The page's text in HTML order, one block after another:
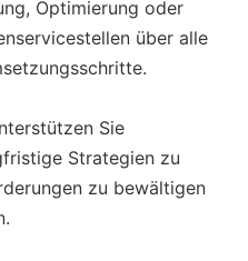
Optimierung oder
über alle
Sie
Strategien zu
zu bewältigen